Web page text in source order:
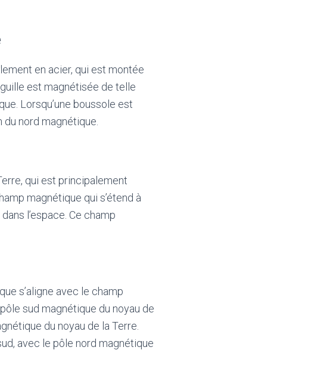
en acier, qui est montée
est magnétisée de telle
Lorsqu’une boussole est
nord magnétique.
qui est principalement
magnétique qui s’étend à
l’espace. Ce champ
s’aligne avec le champ
sud magnétique du noyau de
du noyau de la Terre.
avec le pôle nord magnétique